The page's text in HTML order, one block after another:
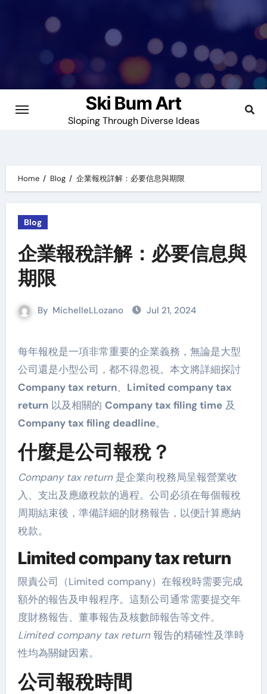
Ski Bum Art
Sloping Through Diverse Ideas
Home Blog 企業報稅詳解：必要信息與期限
Blog
企業報稅詳解：必要信息與
期限
By MichelleLLozano Jul 21, 2024
每年報稅是一項非常重要的企業義務，無論是大型
公司還是小型公司，都不得忽視。本文將詳細探討
Company tax return、 Limited company tax
return以及相關的 Company tax filing time及
Company tax filing deadline。
什麼是公司報稅？
Company tax return是企業向稅務局呈報營業收
入、支出及應繳稅款的過程。公司必須在每個報稅
周期結束後，準備詳細的財務報告，以便計算應納
稅款。
Limited company tax return
限責公司（Limited company）在報稅時需要完成
額外的報告及申報程序。這類公司通常需要提交年
度財務報告、董事報告及核數師報告等文件。
Limited company tax return報告的精確性及準時
性均為關鍵因素。
公司報稅時間